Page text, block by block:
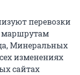
перевозки
маршрутам
Минеральных
изменениях
сайтах